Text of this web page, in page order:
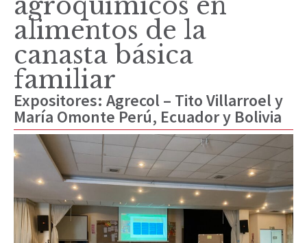
alimentos de la
canasta básica
familiar
Expositores: Agrecol – Tito Villarroel y
María Omonte Perú, Ecuador y Bolivia